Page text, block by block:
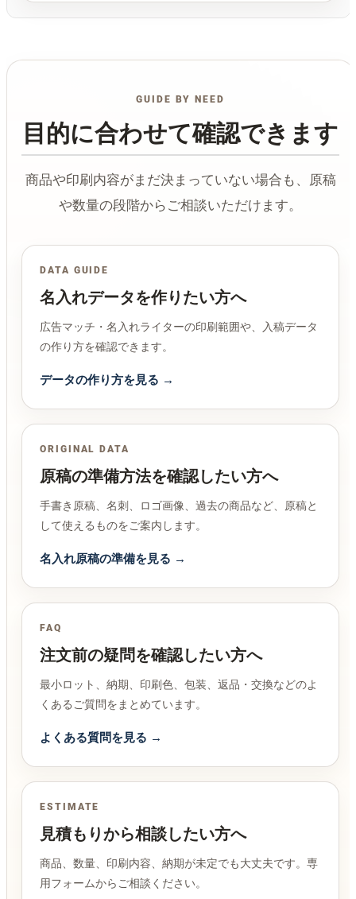
GUIDE BY NEED
目的に合わせて確認できます
商品や印刷内容がまだ決まっていない場合も、原稿
や数量の段階からご相談いただけます。
DATA GUIDE
名入れデータを作りたい方へ
広告マッチ・名入れライターの印刷範囲や、入稿データ
の作り方を確認できます。
データの作り方を見る →
ORIGINAL DATA
原稿の準備方法を確認したい方へ
手書き原稿、名刺、ロゴ画像、過去の商品など、原稿と
して使えるものをご案内します。
名入れ原稿の準備を見る →
FAQ
注文前の疑問を確認したい方へ
最小ロット、納期、印刷色、包装、返品・交換などのよ
くあるご質問をまとめています。
よくある質問を見る →
ESTIMATE
見積もりから相談したい方へ
商品、数量、印刷内容、納期が未定でも大丈夫です。専
用フォームからご相談ください。